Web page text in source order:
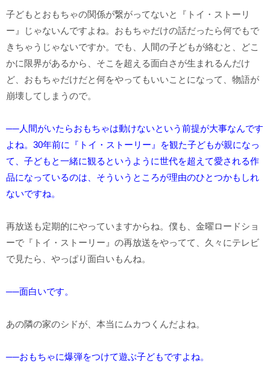
子どもとおもちゃの関係が繋がってないと『トイ・ストーリ
ー』じゃないんですよね。おもちゃだけの話だったら何でもで
きちゃうじゃないですか。でも、人間の子どもが絡むと、どこ
かに限界があるから、そこを超える面白さが生まれるんだけ
ど、おもちゃだけだと何をやってもいいことになって、物語が
崩壊してしまうので。
──人間がいたらおもちゃは動けないという前提が大事なんです
よね。30年前に『トイ・ストーリー』を観た子どもが親になっ
て、子どもと一緒に観るというように世代を超えて愛される作
品になっているのは、そういうところが理由のひとつかもしれ
ないですね。
再放送も定期的にやっていますからね。僕も、金曜ロードショ
ーで『トイ・ストーリー』の再放送をやってて、久々にテレビ
で見たら、やっぱり面白いもんね。
──面白いです。
あの隣の家のシドが、本当にムカつくんだよね。
──おもちゃに爆弾をつけて遊ぶ子どもですよね。